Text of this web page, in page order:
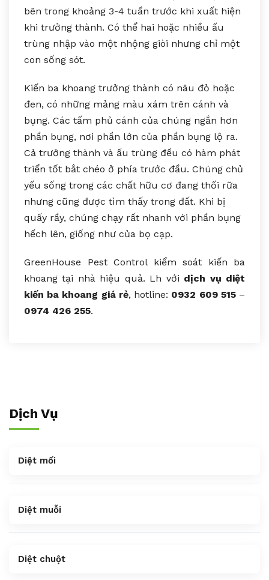
bên trong khoảng 3-4 tuần trước khi xuất hiện
khi trưởng thành. Có thể hai hoặc nhiều ấu
trùng nhập vào một nhộng giòi nhưng chỉ một
con sống sót.
Kiến ba khoang trưởng thành có nâu đỏ hoặc
đen, có những mảng màu xám trên cánh và
bụng. Các tấm phủ cánh của chúng ngắn hơn
phần bụng, nơi phần lớn của phần bụng lộ ra.
Cả trưởng thành và ấu trùng đều có hàm phát
triển tốt bắt chéo ở phía trước đầu. Chúng chủ
yếu sống trong các chất hữu cơ đang thối rữa
nhưng cũng được tìm thấy trong đất. Khi bị
quấy rầy, chúng chạy rất nhanh với phần bụng
hếch lên, giống như của bọ cạp.
GreenHouse Pest Control kiểm soát kiến ba
khoang tại nhà hiệu quả. Lh với dịch vụ diệt
kiến ba khoang giá rẻ, hotline: 0932 609 515–
0974 426 255.
Dịch Vụ
Diệt mối
Diệt muỗi
Diệt chuột